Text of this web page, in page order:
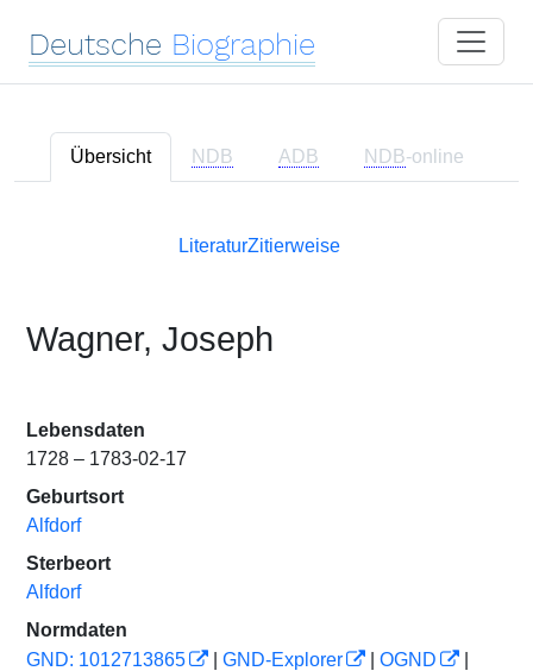
Deutsche Biographie
Übersicht NDB ADB NDB-online
LiteraturZitierweise
Wagner, Joseph
Lebensdaten
1728 – 1783-02-17
Geburtsort
Alfdorf
Sterbeort
Alfdorf
Normdaten
GND: 1012713865
GND-Explorer OGND